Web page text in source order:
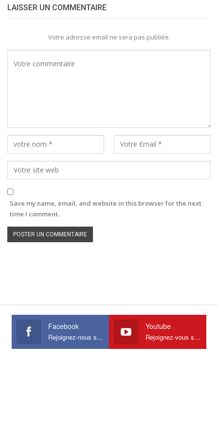
LAISSER UN COMMENTAIRE
Votre adresse email ne sera pas publiée.
Save my name, email, and website in this browser for the next
time I comment.
Facebook
Rejoignez-nous sur Facebook
Youtube
Rejoignez-vous sur Youtube